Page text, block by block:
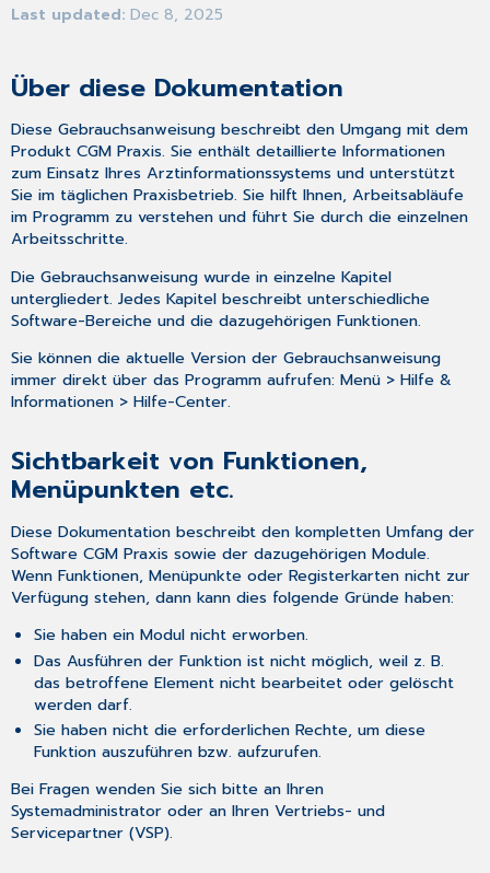
Last updated Dec 8, 2025
Über diese Dokumentation
Diese Gebrauchsanweisung beschreibt den Umgang mit dem
Produkt CGM Praxis. Sie enthält detaillierte Informationen
zum Einsatz Ihres Arztinformationssystems und unterstützt
Sie im täglichen Praxisbetrieb. Sie hilft Ihnen, Arbeitsabläufe
im Programm zu verstehen und führt Sie durch die einzelnen
Arbeitsschritte.
Die Gebrauchsanweisung wurde in einzelne Kapitel
untergliedert. Jedes Kapitel beschreibt unterschiedliche
Software-Bereiche und die dazugehörigen Funktionen.
Sie können die aktuelle Version der Gebrauchsanweisung
immer direkt über das Programm aufrufen: Menü > Hilfe &
Informationen > Hilfe-Center.
Sichtbarkeit von Funktionen,
Menüpunkten etc.
Diese Dokumentation beschreibt den kompletten Umfang der
Software CGM Praxis sowie der dazugehörigen Module.
Wenn Funktionen, Menüpunkte oder Registerkarten nicht zur
Verfügung stehen, dann kann dies folgende Gründe haben:
Sie haben ein Modul nicht erworben.
Das Ausführen der Funktion ist nicht möglich, weil z. B.
das betroffene Element nicht bearbeitet oder gelöscht
werden darf.
Sie haben nicht die erforderlichen Rechte, um diese
Funktion auszuführen bzw. aufzurufen.
Bei Fragen wenden Sie sich bitte an Ihren
Systemadministrator oder an Ihren Vertriebs- und
Servicepartner (VSP).